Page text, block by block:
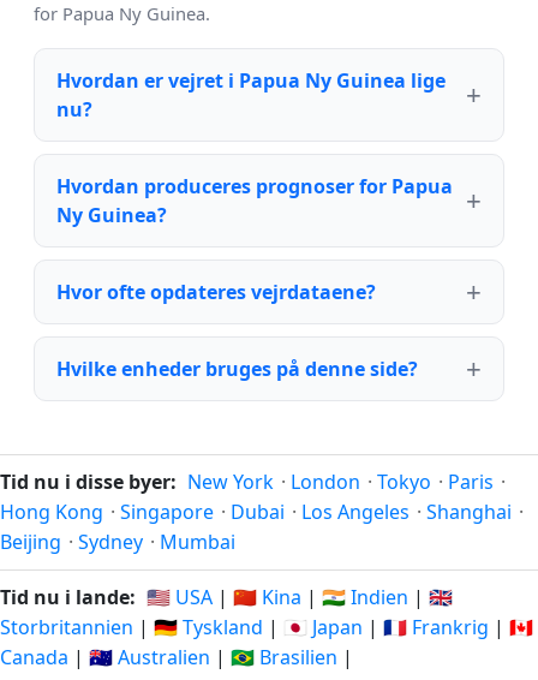
for Papua Ny Guinea.
Hvordan er vejret i Papua Ny Guinea lige
nu?
Hvordan produceres prognoser for Papua
Ny Guinea?
Hvor ofte opdateres vejrdataene?
Hvilke enheder bruges på denne side?
Tid nu i disse byer: New York · London · Tokyo · Paris ·
Hong Kong · Singapore · Dubai · Los Angeles · Shanghai ·
Beijing · Sydney · Mumbai
Tid nu i lande: 🇺🇸 USA | 🇨🇳 Kina | 🇮🇳 Indien | 🇬🇧
Storbritannien | 🇩🇪 Tyskland | 🇯🇵 Japan | 🇫🇷 Frankrig | 🇨🇦
Canada | 🇦🇺 Australien | 🇧🇷 Brasilien |